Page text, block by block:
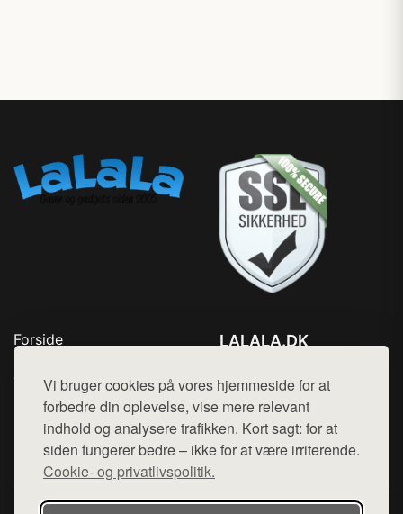
Vi bruger cookies på vores hjemmeside for at
forbedre din oplevelse, vise mere relevant
indhold og analysere trafikken. Kort sagt: for at
siden fungerer bedre – ikke for at være irriterende.
Cookie- og privatlivspolitik.
Forside
Top Rabatter
Blog
Kontakt
LALALA.DK
Mail: hej@want.dk
Cookie- og privatlivspolitik